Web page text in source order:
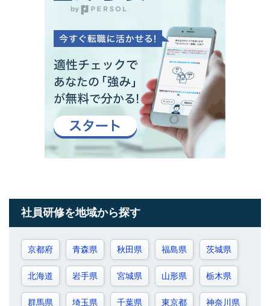
社員研修を地域から探す
京都府 青森県 秋田県 福島県 茨城県
北海道 岩手県 宮城県 山形県 栃木県
群馬県 埼玉県 千葉県 東京都 神奈川県